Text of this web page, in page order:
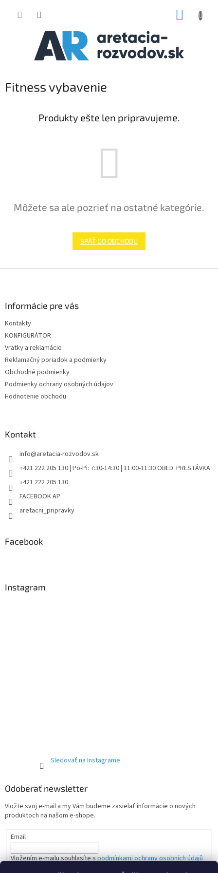
Fitness vybavenie
Produkty ešte len pripravujeme.
Môžete sa ale pozrieť na ostatné kategórie.
SPÄŤ DO OBCHODU
Informácie pre vás
Kontakty
KONFIGURÁTOR
Vratky a reklamácie
Reklamačný poriadok a podmienky
Obchodné podmienky
Podmienky ochrany osobných údajov
Hodnotenie obchodu
Kontakt
info@aretacia-rozvodov.sk
+421 222 205 130 | Po-Pi: 7:30-14:30 | 11:00-11:30 OBED. PRESTÁVKA
+421 222 205 130
FACEBOOK AP
aretacni_pripravky
Facebook
Instagram
Sledovať na Instagrame
Odoberať newsletter
Vložte svoj e-mail a my Vám budeme zasielať informácie o nových
produktoch na našom e-shope.
Email
Vložením e-mailu souhlasíte spodmínkami ochrany osobních údajů